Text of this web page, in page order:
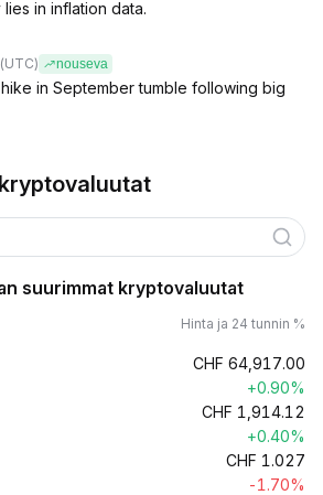
in inflation data.
(UTC) nouseva
in September tumble following big
suurimmat kryptovaluutat
Hinta ja 24 tunnin %
CHF 64,917.00
+0.90%
CHF 1,914.12
+0.40%
CHF 1.027
-1.70%